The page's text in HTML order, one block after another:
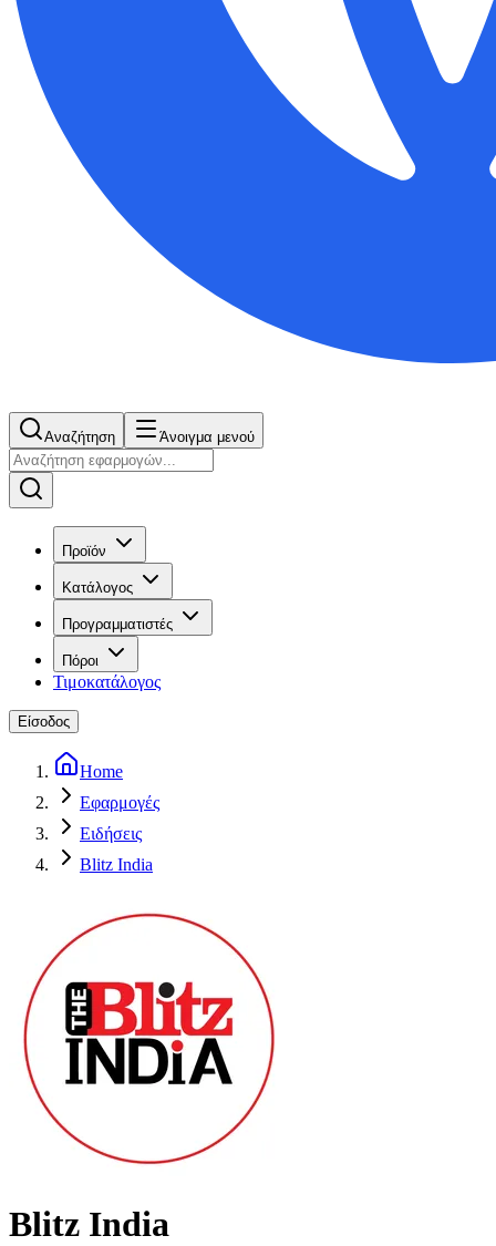
Αναζήτηση Άνοιγμα μενού
Προϊόν
Κατάλογος
Προγραμματιστές
Πόροι
Τιμοκατάλογος
Είσοδος
Home
Εφαρμογές
Ειδήσεις
Blitz India
Blitz India